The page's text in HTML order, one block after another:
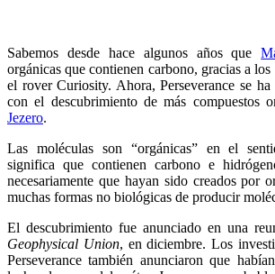
Sabemos desde hace algunos años que
orgánicas que contienen carbono, gracias a
el rover Curiosity. Ahora, Perseverance se
con el descubrimiento de más compuestos
Jezero.
Las moléculas son “orgánicas” en el
significa que contienen carbono e
necesariamente que hayan sido creados por
muchas formas no biológicas de producir
El descubrimiento fue anunciado en una
Geophysical Union, en diciembre. Los
Perseverance también anunciaron que